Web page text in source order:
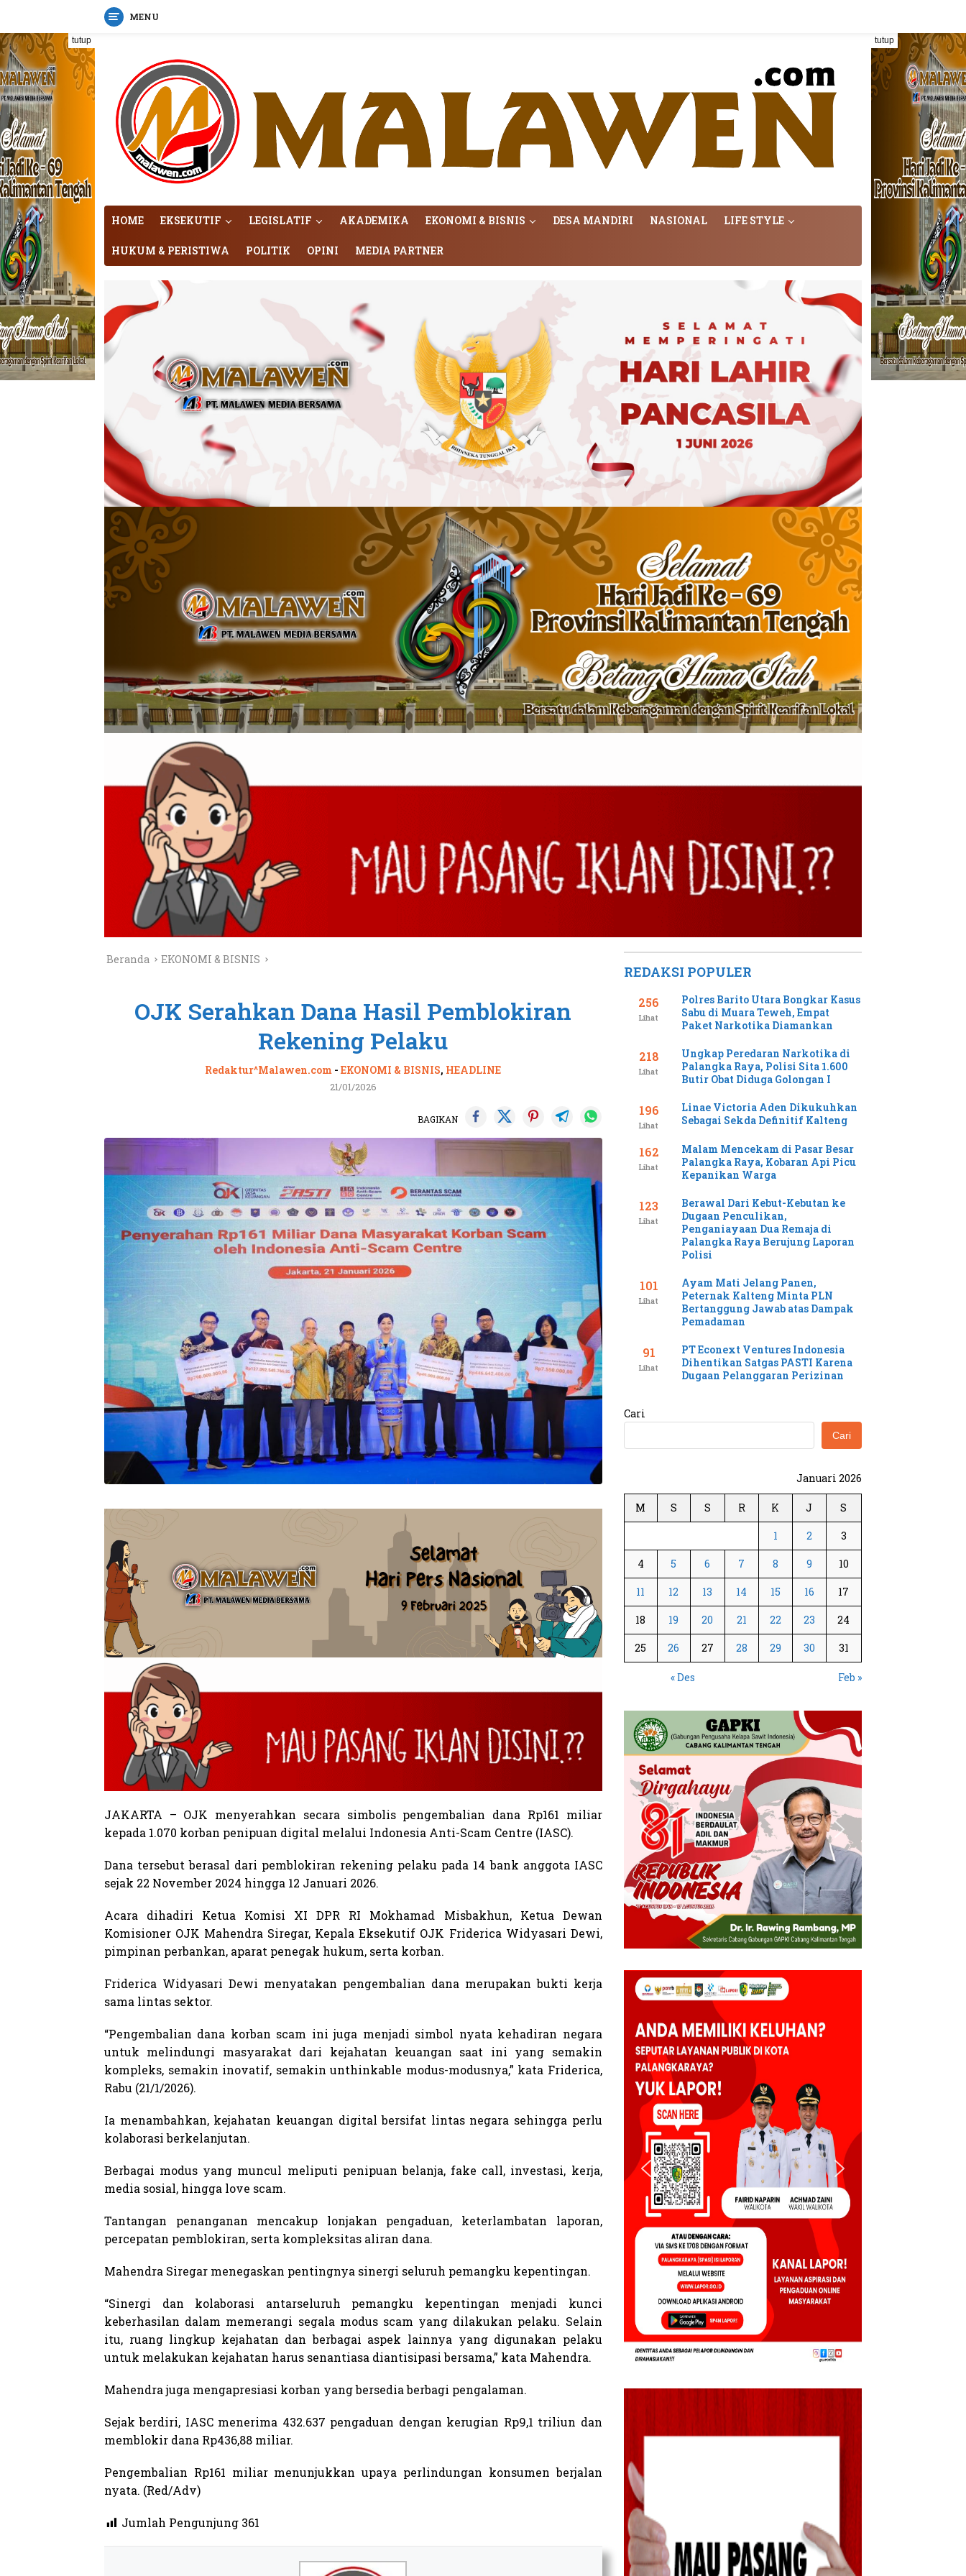
Langsung
ke
konten
MENU
tutup tutup
HOME EKSEKUTIF LEGISLATIF AKADEMIKA EKONOMI & BISNIS DESA MANDIRI NASIONAL LIFE STYLE
HUKUM & PERISTIWA POLITIK OPINI MEDIA PARTNER
Beranda EKONOMI & BISNIS
OJK Serahkan Dana Hasil Pemblokiran
Rekening Pelaku
Redaktur^Malawen.com -EKONOMI & BISNIS, HEADLINE
21/01/2026
BAGIKAN
JAKARTA – OJK menyerahkan secara simbolis pengembalian dana Rp161 miliar
kepada 1.070 korban penipuan digital melalui Indonesia Anti-Scam Centre (IASC).
Dana tersebut berasal dari pemblokiran rekening pelaku pada 14 bank anggota IASC
sejak 22 November 2024 hingga 12 Januari 2026.
Acara dihadiri Ketua Komisi XI DPR RI Mokhamad Misbakhun, Ketua Dewan
Komisioner OJK Mahendra Siregar, Kepala Eksekutif OJK Friderica Widyasari Dewi,
pimpinan perbankan, aparat penegak hukum, serta korban.
Friderica Widyasari Dewi menyatakan pengembalian dana merupakan bukti kerja
sama lintas sektor.
“Pengembalian dana korban scam ini juga menjadi simbol nyata kehadiran negara
untuk melindungi masyarakat dari kejahatan keuangan saat ini yang semakin
kompleks, semakin inovatif, semakin unthinkable modus-modusnya,” kata Friderica,
Rabu (21/1/2026).
Ia menambahkan, kejahatan keuangan digital bersifat lintas negara sehingga perlu
kolaborasi berkelanjutan.
Berbagai modus yang muncul meliputi penipuan belanja, fake call, investasi, kerja,
media sosial, hingga love scam.
Tantangan penanganan mencakup lonjakan pengaduan, keterlambatan laporan,
percepatan pemblokiran, serta kompleksitas aliran dana.
Mahendra Siregar menegaskan pentingnya sinergi seluruh pemangku kepentingan.
“Sinergi dan kolaborasi antarseluruh pemangku kepentingan menjadi kunci
keberhasilan dalam memerangi segala modus scam yang dilakukan pelaku. Selain
itu, ruang lingkup kejahatan dan berbagai aspek lainnya yang digunakan pelaku
untuk melakukan kejahatan harus senantiasa diantisipasi bersama,” kata Mahendra.
Mahendra juga mengapresiasi korban yang bersedia berbagi pengalaman.
Sejak berdiri, IASC menerima 432.637 pengaduan dengan kerugian Rp9,1 triliun dan
memblokir dana Rp436,88 miliar.
Pengembalian Rp161 miliar menunjukkan upaya perlindungan konsumen berjalan
nyata. (Red/Adv)
Jumlah Pengunjung 361
REDAKSI POPULER
256
Lihat
Polres Barito Utara Bongkar Kasus
Sabu di Muara Teweh, Empat
Paket Narkotika Diamankan
218
Lihat
Ungkap Peredaran Narkotika di
Palangka Raya, Polisi Sita 1.600
Butir Obat Diduga Golongan I
196
Lihat
Linae Victoria Aden Dikukuhkan
Sebagai Sekda Definitif Kalteng
162
Lihat
Malam Mencekam di Pasar Besar
Palangka Raya, Kobaran Api Picu
Kepanikan Warga
123
Lihat
Berawal Dari Kebut-Kebutan ke
Dugaan Penculikan,
Penganiayaan Dua Remaja di
Palangka Raya Berujung Laporan
Polisi
101
Lihat
Ayam Mati Jelang Panen,
Peternak Kalteng Minta PLN
Bertanggung Jawab atas Dampak
Pemadaman
91
Lihat
PT Econext Ventures Indonesia
Dihentikan Satgas PASTI Karena
Dugaan Pelanggaran Perizinan
Cari
Cari
Januari 2026
M S S R K J S
1 2 3
4 5 6 7 8 9 10
11 12 13 14 15 16 17
18 19 20 21 22 23 24
25 26 27 28 29 30 31
« Des Feb »